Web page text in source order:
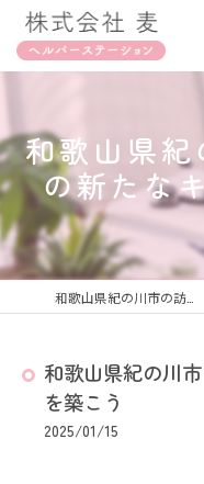
和歌山県
の新たな
和歌山県紀の川
を築こう
2025/01/15